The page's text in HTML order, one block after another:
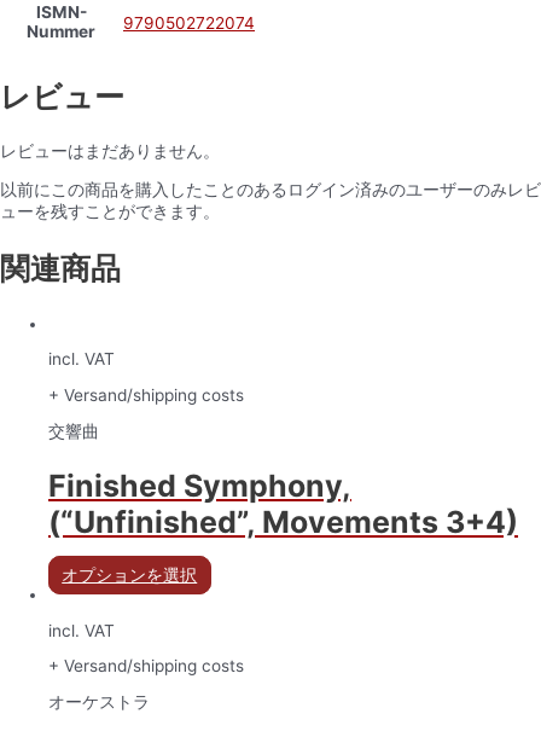
ISMN-
Nummer
9790502722074
レビュー
レビューはまだありません。
以前にこの商品を購入したことのあるログイン済みのユーザーのみレビ
ューを残すことができます。
関連商品
incl. VAT
+ Versand/shipping costs
交響曲
Finished Symphony,
(“Unfinished”, Movements 3+4)
オプションを選択
incl. VAT
+ Versand/shipping costs
オーケストラ